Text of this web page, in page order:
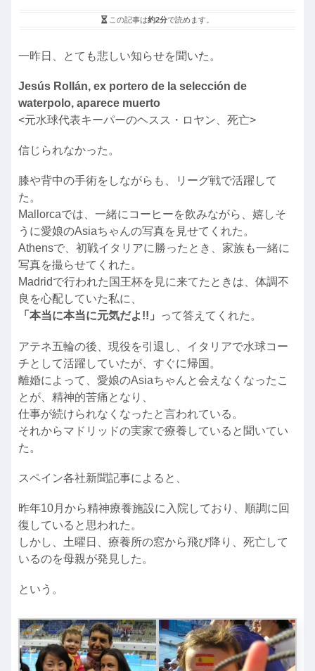
この記事は約2分で読めます。
一昨日、とても悲しい知らせを聞いた。
Jesús Rollán, ex portero de la selección de
waterpolo, aparece muerto
<元水球代表キーパーのヘスス・ロヤン、死亡>
信じられなかった。
膝や背中の手術をしながらも、リーグ戦で活躍して
た。
Mallorcaでは、一緒にコーヒーを飲みながら、嬉しそ
うに愛娘のAsiaちゃんの写真を見せてくれた。
Athensで、初戦イタリアに勝ったとき、家族も一緒に
写真を撮らせてくれた。
Madridで行われた国王杯を見に来てたときは、体調不
良を心配していた私に、
「本当に本当に元気だよ!!」
って答えてくれた。
アテネ五輪の後、現役を引退し、イタリアで水球コー
チとして活躍していたが、すぐに帰国。
離婚によって、愛娘のAsiaちゃんと会えなくなったこ
とが、精神的苦痛となり、
仕事が続けられなくなったと言われている。
それからマドリッドの実家で療養していると聞いてい
た。
スペイン各社新聞記事によると、
昨年10月から精神療養施設に入院しており、順調に回
復していると思われた。
しかし、土曜日、療養所の窓から飛び降り、死亡して
いるのを母親が発見した。
という。